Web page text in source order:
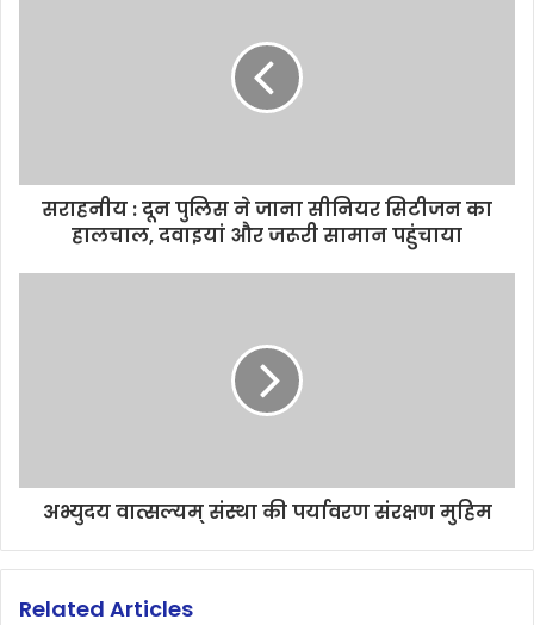
सराहनीय : दून पुलिस ने जाना सीनियर सिटीजन का
हालचाल, दवाइयां और जरूरी सामान पहुंचाया
अभ्युदय वात्सल्यम् संस्था की पर्यावरण संरक्षण मुहिम
Related Articles